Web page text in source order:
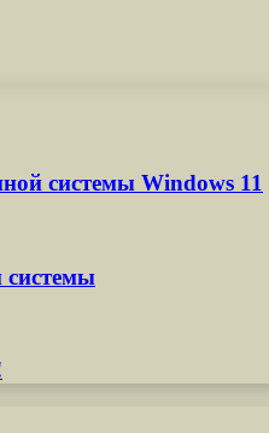
системы Windows 11
системы